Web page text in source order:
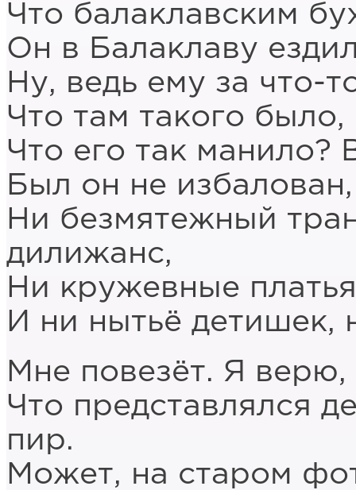
Что балаклавским
Он в Балаклаву
Ну, ведь ему за что-
Что там такого было,
Что его так манило?
Был он не
Ни безмятежный
дилижанс,
Ни кружевные
И ни нытьё детишек,
Мне повезёт. Я
Что представлялся
пир.
Может, на старом